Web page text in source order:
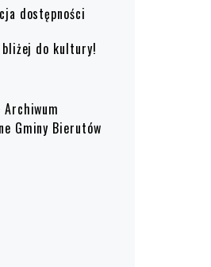
dostępności
bliżej do kultury!
Archiwum
Gminy Bierutów